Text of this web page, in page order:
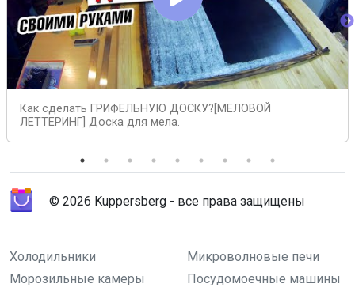
Как сделать ГРИФЕЛЬНУЮ ДОСКУ?[МЕЛОВОЙ
ЛЕТТЕРИНГ] Доска для мела.
© 2026 Kuppersberg - все права защищены
Холодильники
Микроволновые печи
Морозильные камеры
Посудомоечные машины